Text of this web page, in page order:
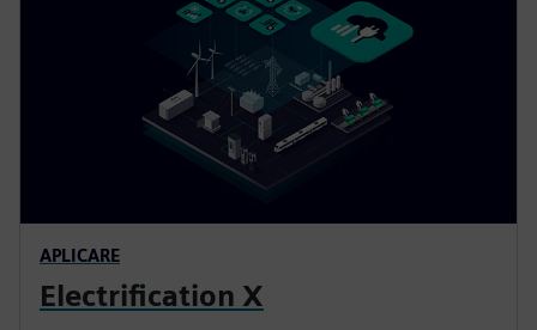
APLICARE
Electrification X